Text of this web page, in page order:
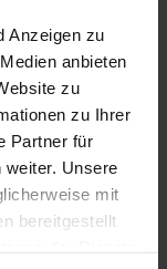
Anzeigen zu
anbieten
zu
zu Ihrer
Partner für
weiter. Unsere
mit
bereitgestellt
nationaler
von einer
Fallstudie